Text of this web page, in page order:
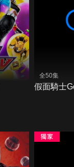
全50集
假面騎士